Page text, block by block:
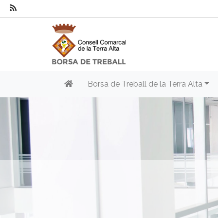
Borsa de Treball de la Terra Alta